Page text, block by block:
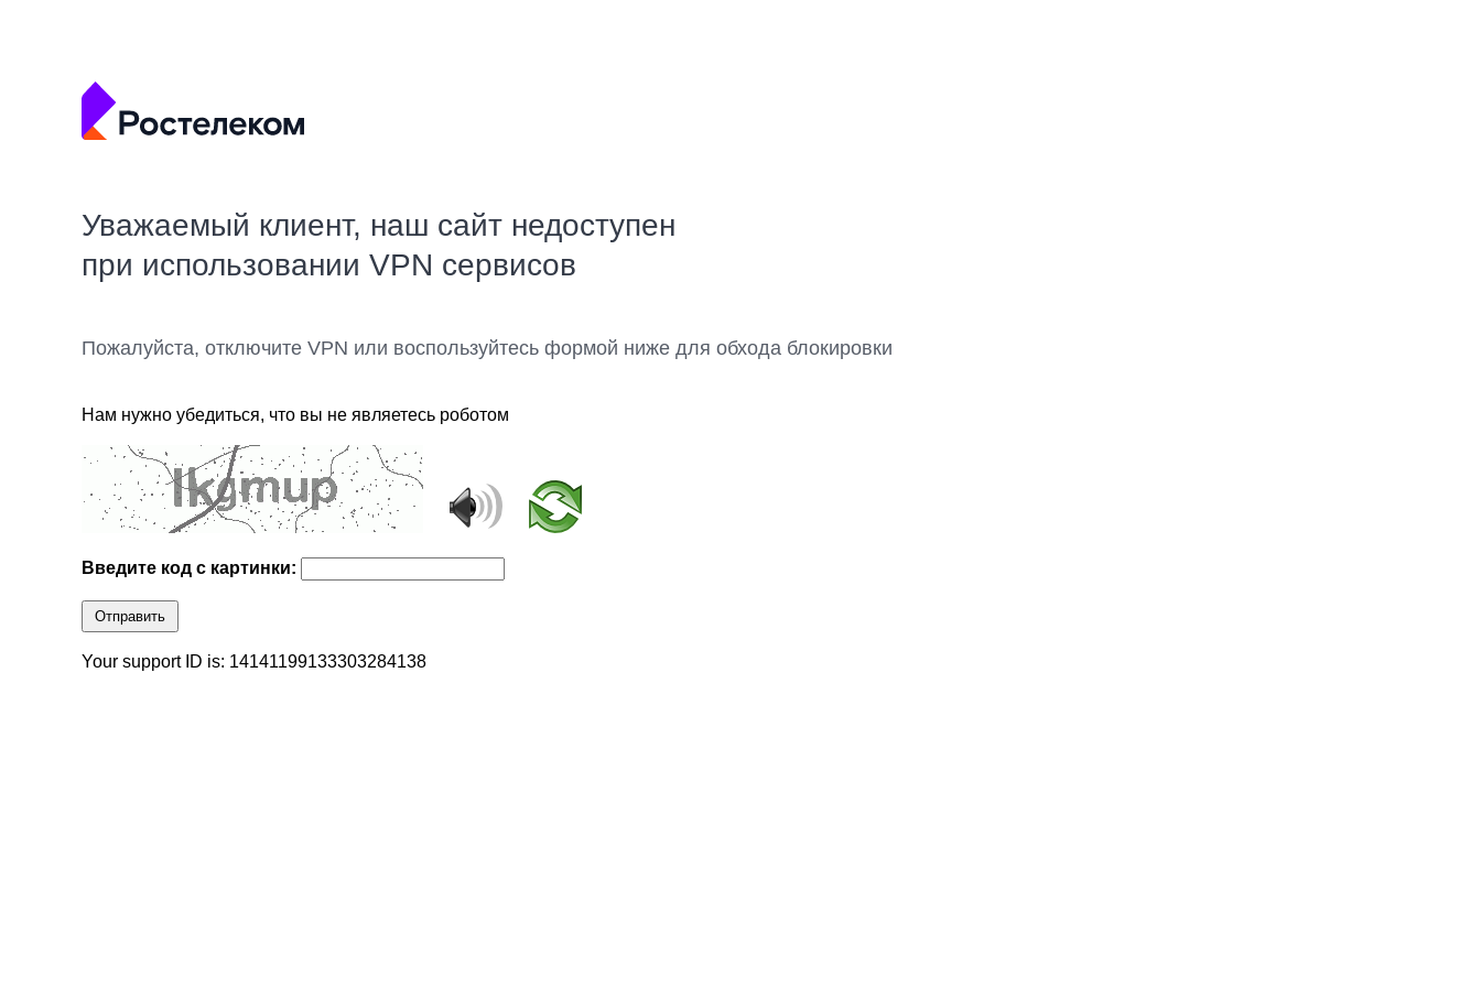
Уважаемый клиент, наш сайт недоступен
при использовании VPN сервисов
Пожалуйста, отключите VPN или воспользуйтесь формой ниже для обхода блокировки
Нам нужно убедиться, что вы не являетесь роботом
Введите код с картинки:
Отправить
Your support ID is: 14141199133303284138